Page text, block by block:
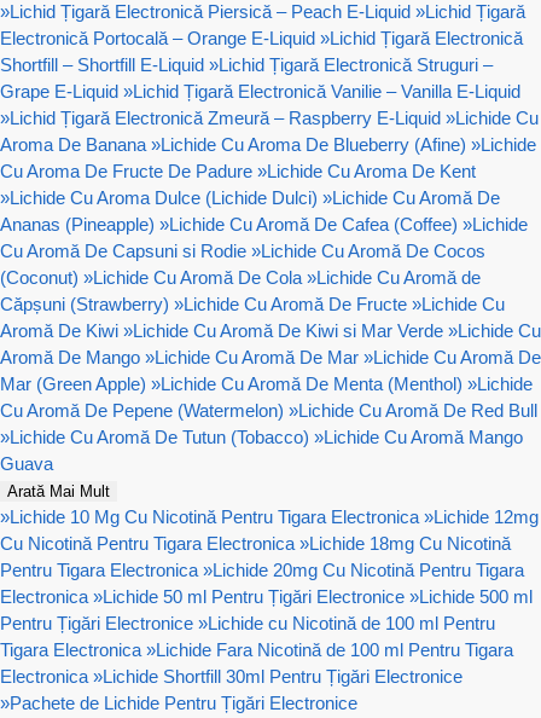
»Lichid Țigară Electronică Piersică – Peach E-Liquid »Lichid Țigară
Electronică Portocală – Orange E-Liquid »Lichid Țigară Electronică
Shortfill – Shortfill E-Liquid »Lichid Țigară Electronică Struguri –
Grape E-Liquid »Lichid Țigară Electronică Vanilie – Vanilla E-Liquid
»Lichid Țigară Electronică Zmeură – Raspberry E-Liquid »Lichide Cu
Aroma De Banana »Lichide Cu Aroma De Blueberry (Afine) »Lichide
Cu Aroma De Fructe De Padure »Lichide Cu Aroma De Kent
»Lichide Cu Aroma Dulce (Lichide Dulci) »Lichide Cu Aromă De
Ananas (Pineapple) »Lichide Cu Aromă De Cafea (Coffee) »Lichide
Cu Aromă De Capsuni si Rodie »Lichide Cu Aromă De Cocos
(Coconut) »Lichide Cu Aromă De Cola »Lichide Cu Aromă de
Căpșuni (Strawberry) »Lichide Cu Aromă De Fructe »Lichide Cu
Aromă De Kiwi »Lichide Cu Aromă De Kiwi si Mar Verde »Lichide Cu
Aromă De Mango »Lichide Cu Aromă De Mar »Lichide Cu Aromă De
Mar (Green Apple) »Lichide Cu Aromă De Menta (Menthol) »Lichide
Cu Aromă De Pepene (Watermelon) »Lichide Cu Aromă De Red Bull
»Lichide Cu Aromă De Tutun (Tobacco) »Lichide Cu Aromă Mango
Guava
Arată Mai Mult
»Lichide 10 Mg Cu Nicotină Pentru Tigara Electronica »Lichide 12mg
Cu Nicotină Pentru Tigara Electronica »Lichide 18mg Cu Nicotină
Pentru Tigara Electronica »Lichide 20mg Cu Nicotină Pentru Tigara
Electronica »Lichide 50 ml Pentru Țigări Electronice »Lichide 500 ml
Pentru Țigări Electronice »Lichide cu Nicotină de 100 ml Pentru
Tigara Electronica »Lichide Fara Nicotină de 100 ml Pentru Tigara
Electronica »Lichide Shortfill 30ml Pentru Țigări Electronice
»Pachete de Lichide Pentru Țigări Electronice